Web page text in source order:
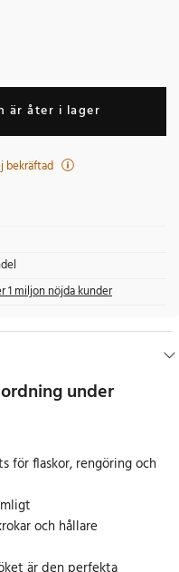
är åter i lager
bekräftad
1 miljon nöjda kunder
under
för flaskor, rengöring och
och hållare